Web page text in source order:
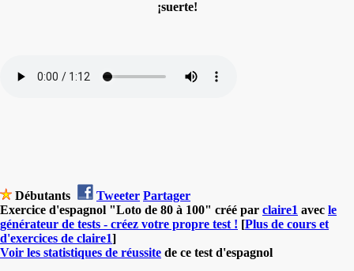
¡suerte!
Débutants Tweeter Partager
Exercice d'espagnol "Loto de 80 à 100" créé par claire1 avec le
générateur de tests - créez votre propre test ! [Plus de cours et
d'exercices de claire1]
Voir les statistiques de réussite de ce test d'espagnol